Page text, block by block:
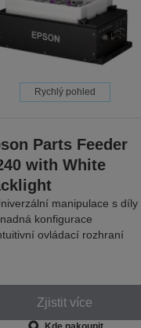
Rychlý pohled
Parts Feeder
with White
manipulace s díly
konfigurace
ovládací rozhraní
Zjistit více